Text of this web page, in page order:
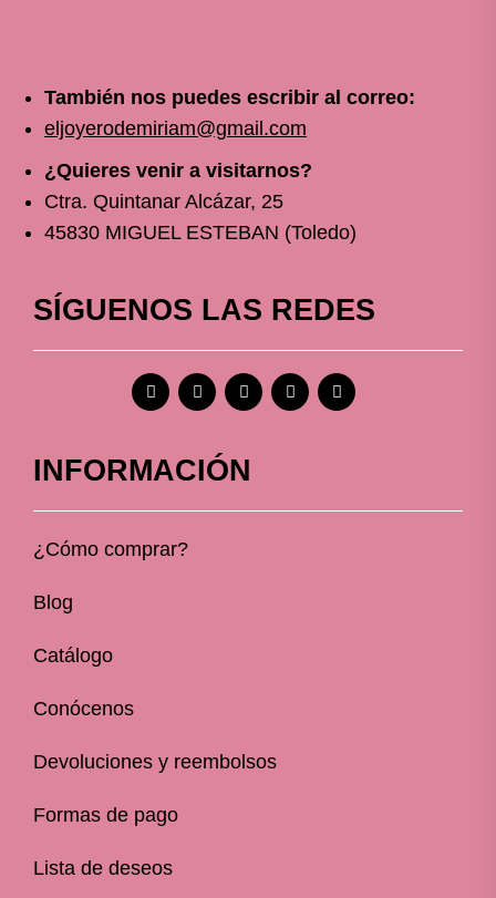
También nos puedes escribir al correo:
eljoyerodemiriam@gmail.com
¿Quieres venir a visitarnos?
Ctra. Quintanar Alcázar, 25
45830 MIGUEL ESTEBAN (Toledo)
SÍGUENOS LAS REDES
INFORMACIÓN
¿Cómo comprar?
Blog
Catálogo
Conócenos
Devoluciones y reembolsos
Formas de pago
Lista de deseos